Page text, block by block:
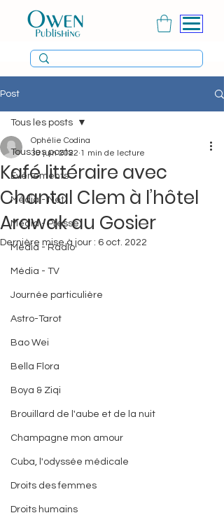
Post
Tous les posts
Évènements
Média - Net
Média - Presse
Média - Radio
Média - TV
Journée particulière
Astro-Tarot
Bao Wei
Bella Flora
Boya & Ziqi
Brouillard de l'aube et de la nuit
Champagne mon amour
Cuba, l'odyssée médicale
Droits des femmes
Droits humains
Tous les posts
Kafé littéraire avec
Chantal Clem à l’hôtel
Arawak au Gosier
Ophélie Codina
30 juin 2022 1 min de lecture
Dernière mise à jour : 6 oct. 2022